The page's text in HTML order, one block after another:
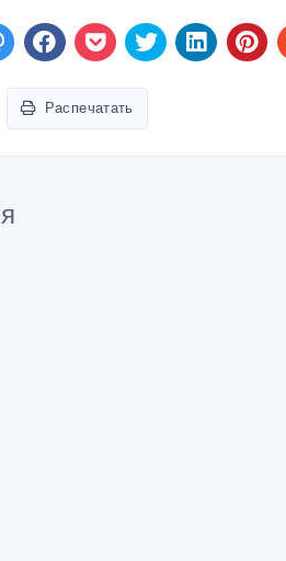
Распечатать